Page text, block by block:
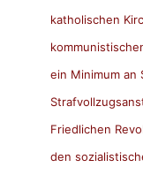
katholischen
ein Minimum an
Friedlichen
den